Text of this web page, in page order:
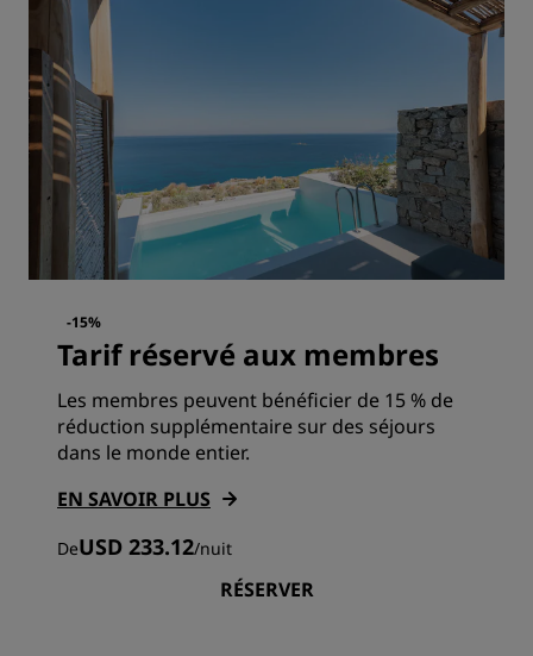
-15%
Tarif réservé aux membres
Les membres peuvent bénéficier de 15 % de
réduction supplémentaire sur des séjours
dans le monde entier.
EN SAVOIR PLUS
DeUSD 233.12/nuit
RÉSERVER